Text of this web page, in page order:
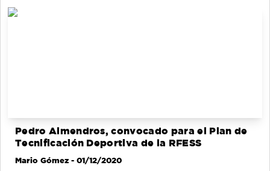
Pedro Almendros, convocado para el Plan de
Tecnificación Deportiva de la RFESS
Mario Gómez - 01/12/2020